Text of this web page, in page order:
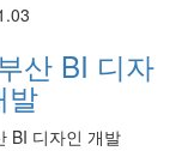
산 BI 디자
발
BI 디자인 개발